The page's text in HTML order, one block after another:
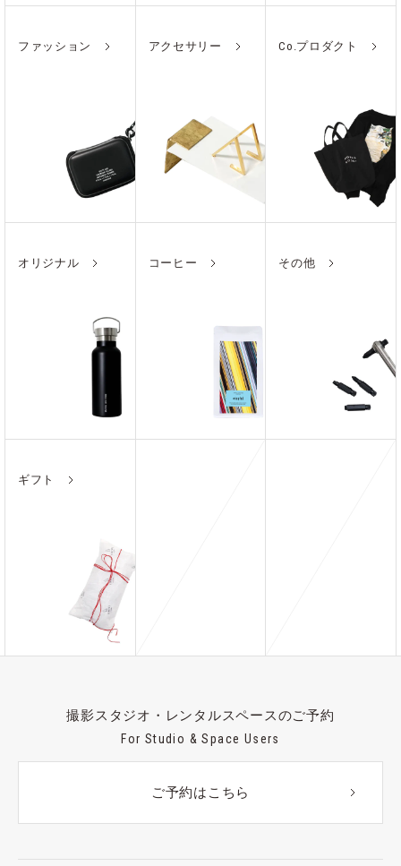
ファッション アクセサリー Co.プロダクト
オリジナル コーヒー その他
ギフト
撮影スタジオ・レンタルスペースのご予約
For Studio & Space Users
ご予約はこちら